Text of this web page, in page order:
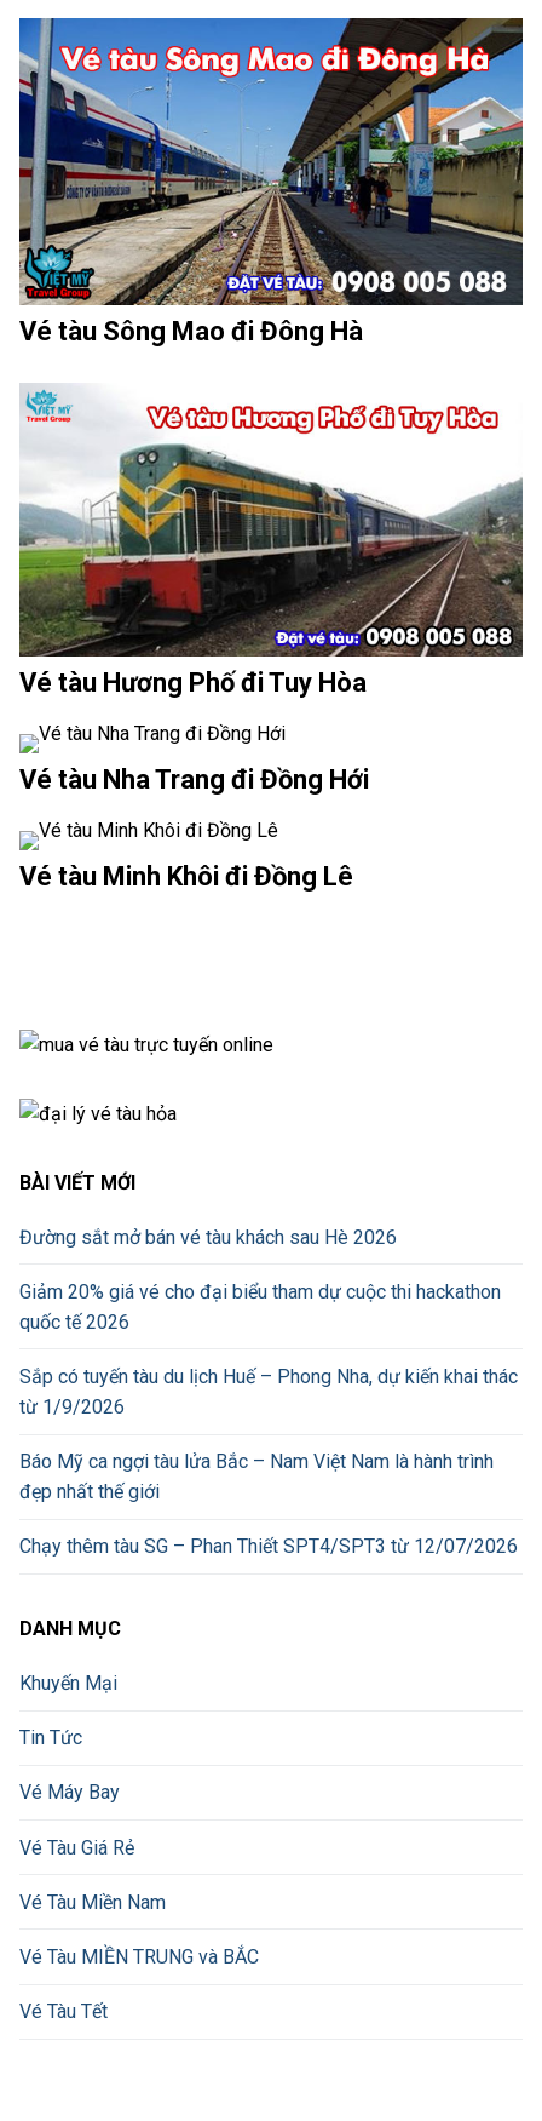
Vé tàu Sông Mao đi Đông Hà
Vé tàu Hương Phố đi Tuy Hòa
Vé tàu Nha Trang đi Đồng Hới
Vé tàu Minh Khôi đi Đồng Lê
BÀI VIẾT MỚI
Đường sắt mở bán vé tàu khách sau Hè 2026
Giảm 20% giá vé cho đại biểu tham dự cuộc thi hackathon
quốc tế 2026
Sắp có tuyến tàu du lịch Huế – Phong Nha, dự kiến khai thác
từ 1/9/2026
Báo Mỹ ca ngợi tàu lửa Bắc – Nam Việt Nam là hành trình
đẹp nhất thế giới
Chạy thêm tàu SG – Phan Thiết SPT4/SPT3 từ 12/07/2026
DANH MỤC
Khuyến Mại
Tin Tức
Vé Máy Bay
Vé Tàu Giá Rẻ
Vé Tàu Miền Nam
Vé Tàu MIỀN TRUNG và BẮC
Vé Tàu Tết